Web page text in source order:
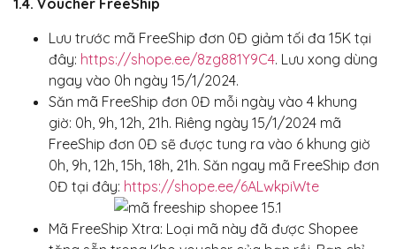
1.4. Voucher FreeShip
Lưu trước mã FreeShip đơn 0Đ giảm tối đa 15K tại
đây: https://shope.ee/8zg881Y9C4. Lưu xong dùng
ngay vào 0h ngày 15/1/2024.
Săn mã FreeShip đơn 0Đ mỗi ngày vào 4 khung
giờ: 0h, 9h, 12h, 21h. Riêng ngày 15/1/2024 mã
FreeShip đơn 0Đ sẽ được tung ra vào 6 khung giờ
0h, 9h, 12h, 15h, 18h, 21h. Săn ngay mã FreeShip đơn
0Đ tại đây: https://shope.ee/6ALwkpiWte
Mã FreeShip Xtra: Loại mã này đã được Shopee